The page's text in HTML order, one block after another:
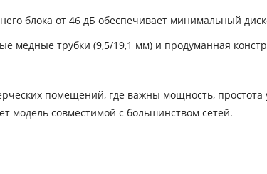
блока от 46 дБ обеспечивает минимальный
медные трубки (9,5/19,1 мм) и продуманная
помещений, где важны мощность, простота
модель совместимой с большинством сетей.